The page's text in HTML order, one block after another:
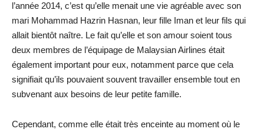
l’année 2014, c’est qu’elle menait une vie agréable avec son
mari Mohammad Hazrin Hasnan, leur fille Iman et leur fils qui
allait bientôt naître. Le fait qu’elle et son amour soient tous
deux membres de l’équipage de Malaysian Airlines était
également important pour eux, notamment parce que cela
signifiait qu’ils pouvaient souvent travailler ensemble tout en
subvenant aux besoins de leur petite famille.
Cependant, comme elle était très enceinte au moment où le